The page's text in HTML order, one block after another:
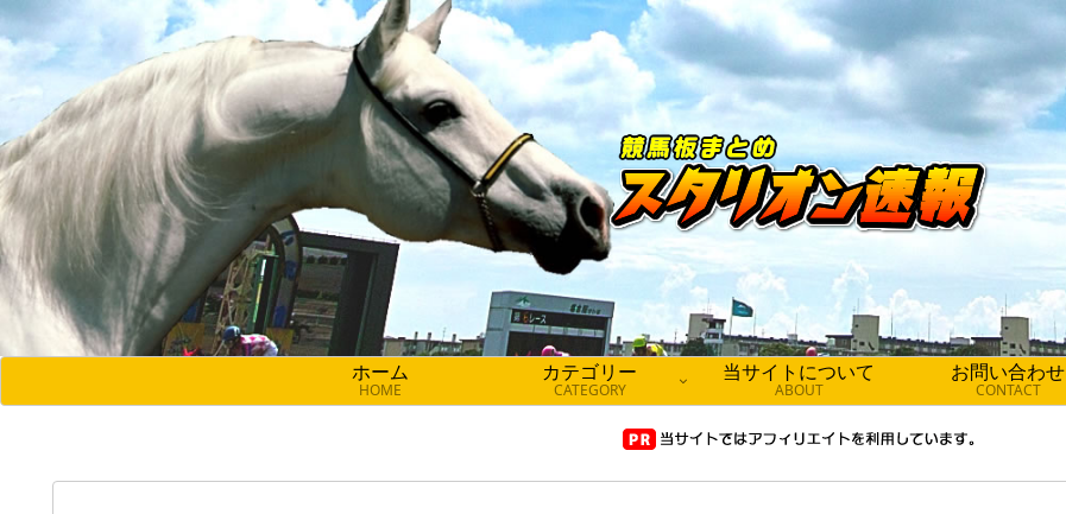
ホーム
HOME
カテゴリー
CATEGORY
当サイトについて
ABOUT
お問い合わせ
CONTACT